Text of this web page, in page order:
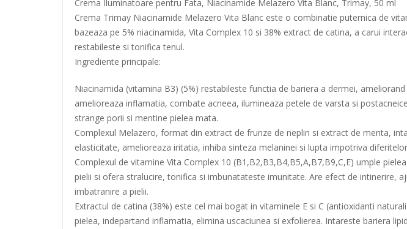
Crema Iluminatoare pentru Fata, Niacinamide Melazero Vita Blanc, Trimay, 50 ml
Crema Trimay Niacinamide Melazero Vita Blanc este o combinatie puternica de
bazeaza pe 5% niacinamida, Vita Complex 10 si 38% extract de catina, a carui
restabileste si tonifica tenul.
Ingrediente principale:
Niacinamida (vitamina B3) (5%) restabileste functia de bariera a dermei,
amelioreaza inflamatia, combate acneea, ilumineaza petele de varsta si
strange porii si mentine pielea mata.
Complexul Melazero, format din extract de frunze de neplin si extract de menta,
elasticitate, amelioreaza iritatia, inhiba sinteza melaninei si lupta impotriva
Complexul de vitamine Vita Complex 10 (B1,B2,B3,B4,B5,A,B7,B9,C,E) umple
pielii si ofera stralucire, tonifica si imbunatateste imunitate. Are efect de intinerire,
imbatranire a pielii.
Extractul de catina (38%) este cel mai bogat in vitaminele E si C (antioxidanti
pielea, indepartand inflamatia, elimina uscaciunea si exfolierea. Intareste bariera